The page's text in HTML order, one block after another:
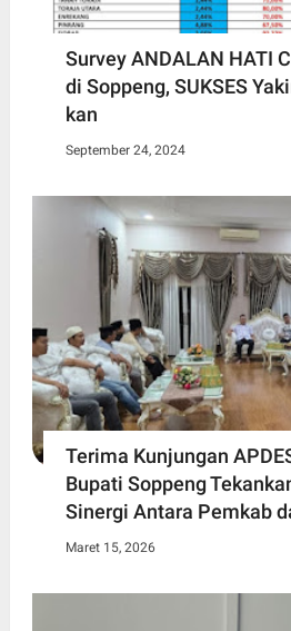
Survey ANDALAN HATI
di Soppeng, SUKSES
kan
September 24, 2024
Terima Kunjungan
Bupati Soppeng
Sinergi Antara Pemkab
Maret 15, 2026